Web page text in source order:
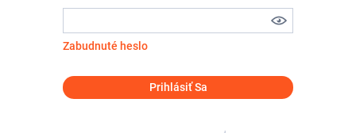
Zabudnuté heslo
Prihlásiť Sa